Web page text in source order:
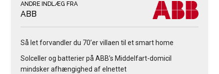
ANDRE INDLÆG FRA
ABB
Så let forvandler du 70’er villaen til et smart home
Solceller og batterier på ABB’s Middelfart-domicil
mindsker afhængighed af elnettet